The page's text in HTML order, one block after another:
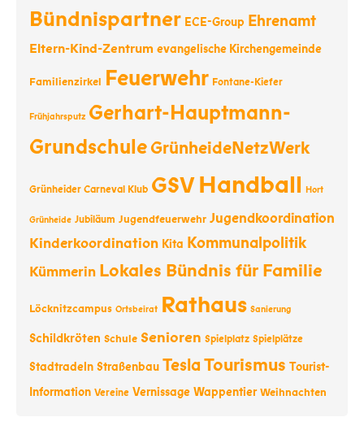
Bündnispartner ECE-Group Ehrenamt
Eltern-Kind-Zentrum evangelische Kirchengemeinde
Familienzirkel Feuerwehr Fontane-Kiefer
Frühjahrsputz Gerhart-Hauptmann-
GrundschuleGrünheideNetzWerk
Grünheider Carneval Klub GSVHandball Hort
Grünheide Jubiläum Jugendfeuerwehr Jugendkoordination
Kinderkoordination Kita Kommunalpolitik
Kümmerin Lokales Bündnis für Familie
Löcknitzcampus Ortsbeirat Rathaus Sanierung
Schildkröten Schule Senioren Spielplatz Spielplätze
Stadtradeln Straßenbau TeslaTourismus Tourist-
Information Vereine Vernissage Wappentier Weihnachten